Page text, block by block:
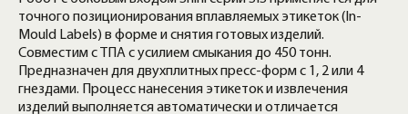
точного позиционирования вплавляемых этикеток (In-
Mould Labels) в форме и снятия готовых изделий.
Совместим с ТПА с усилием смыкания до 450 тонн.
Предназначен для двухплитных пресс-форм с 1, 2 или 4
гнездами. Процесс нанесения этикеток и извлечения
изделий выполняется автоматически и отличается